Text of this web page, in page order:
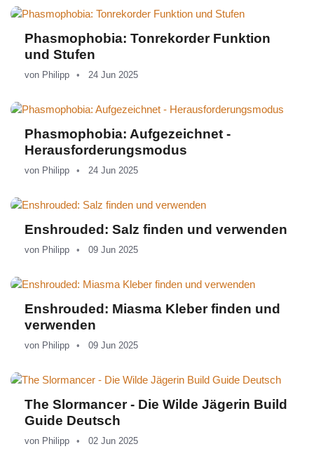
Phasmophobia: Tonrekorder Funktion
und Stufen
von Philipp 24 Jun 2025
Phasmophobia: Aufgezeichnet -
Herausforderungsmodus
von Philipp 24 Jun 2025
Enshrouded: Salz finden und verwenden
von Philipp 09 Jun 2025
Enshrouded: Miasma Kleber finden und
verwenden
von Philipp 09 Jun 2025
The Slormancer - Die Wilde Jägerin Build
Guide Deutsch
von Philipp 02 Jun 2025